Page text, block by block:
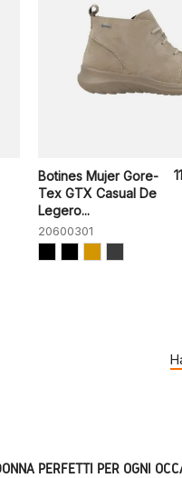
Botines Mujer Gore-
Tex GTX Casual De
Legero...
20600301
PERFETTI PER OGNI